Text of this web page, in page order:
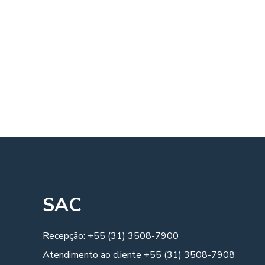
SAC
Recepção: +55 (31) 3508-7900
Atendimento ao cliente +55 (31) 3508-7908